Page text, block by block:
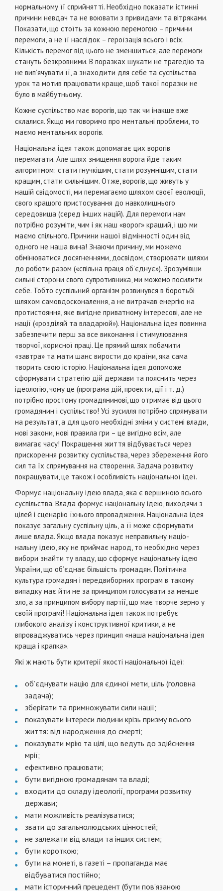
нормальному її сприйняттi. Необхiдно показати iстиннi
причини невдач та не воювати з привидами та вiтряками.
Показати, що стоїть за кожною перемогою – причини
перемоги, а не її наслiдок – героїзацiя всього i всiх.
Кiлькiсть перемог вiд цього не зменшиться, але перемоги
стануть безкровними. В поразках шукати не трагедiю та
не вип’ячувати її, а знаходити для себе та суспiльства
урок та мотив працювати краще, щоб такої поразки не
було в майбутньому.
Кожне суспiльство має ворогiв, що так чи iнакше вже
склалися. Якщо ми говоримо про ментальнi проблеми, то
маємо ментальних ворогiв.
Нацiональна iдея також допомагає цих ворогiв
перемагати. Але шлях знищення ворога йде таким
алгоритмом: стати гнучкiшим, стати розумнiшим, стати
кращим, стати сильнiшим. Отже, ворогiв, що живуть у
нашiй свiдомостi, ми перемагаємо шляхом своєї еволюцiї,
свого кращого пристосування до навколишнього
середовища (серед iнших нацiй). Для перемоги нам
потрiбно розумiти, чим i як наш «ворог» кращий, i що ми
маємо спiльного. Причини нашої вiдмiнностi один вiд
одного не наша вина! Знаючи причину, ми можемо
обмiнюватися досягненнями, досвiдом, створювати шляхи
до роботи разом («спiльна праця об’єднує»). Зрозумiвши
сильнi сторони свого супротивника, ми можемо посилити
себе. Тобто суспiльний органiзм розвинувся в боротьбi
шляхом самовдосконалення, а не витрачав енергiю на
протистояння, яке вигiдне приватному iнтересовi, але не
нацiї («роздiляй та владарюй»). Нацiональна iдея повинна
забезпечити перш за все виконання i стимулювання
творчої, корисної працi. Це прямий шлях побачити
«завтра» та мати шанс вирости до країни, яка сама
творить свою iсторiю. Нацiональна iдея допоможе
сформувати стратегiю дiй держави та пояснить через
iдеологiю, чому це (програма дiй, проекти, дiї i т. д.)
потрiбно простому громадяниновi, що отримає вiд цього
громадянин i суспiльство! Усi зусилля потрiбно спрямувати
на результат, а для цього необхiднi змiни у системi влади,
новi закони, новi правила гри – це вигiдно всiм, але
вимагає часу! Покращення життя вiдбувається через
прискорення розвитку суспiльства, через збереження його
сил та їх спрямування на створення. Задача розвитку
покращувати, це також i особливiсть нацiональної iдеї.
Формує нацiональну iдею влада, яка є вершиною всього
суспiльства. Влада формує нацiональну iдею, виходячи з
цiлей i сценарiю їхнього впровадження. Нацiональна iдея
показує загальну суспiльну цiль, а її може сформувати
лише влада. Якщо влада показує неправильну нацiо-
нальну iдею, яку не приймає народ, то необхiдно через
вибори знайти ту владу, що сформує нацiональну iдею
України, що об’єднає бiльшiсть громадян. Полiтична
культура громадян i передвиборних програм в такому
випадку має йти не за принципом голосувати за менше
зло, а за принципом вибору партiї, що має творче зерно у
своїй програмi! Нацiональна iдея також потребує
глибокого аналiзу i конструктивної критики, а не
впроваджуватись через принцип «наша нацiональна iдея
краща i крапка».
Якi ж мають бути критерiї якостi нацiональної iдеї:
об’єднувати нацiю для єдиної мети, цiль (головна
задача);
зберiгати та примножувати сили нацiї;
показувати iнтереси людини крiзь призму всього
життя: вiд народження до смертi;
показувати мрiю та цiлi, що ведуть до здiйснення
мрiї;
ефективно працювати;
бути вигiдною громадянам та владi;
входити до складу iдеологiї, програми розвитку
держави;
мати можливiсть реалiзуватися;
звати до загальнолюдських цiнностей;
не залежати вiд влади та iнших систем;
бути короткою;
бути на монетi, в газетi – пропаганда має
вiдбуватися постiйно;
мати iсторичний прецедент (бути пов’язаною